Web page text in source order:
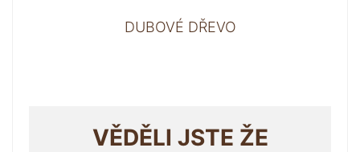
DUBOVÉ DŘEVO
VĚDĚLI JSTE ŽE